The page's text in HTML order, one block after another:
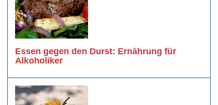
Essen gegen den Durst: Ernährung für
Alkoholiker